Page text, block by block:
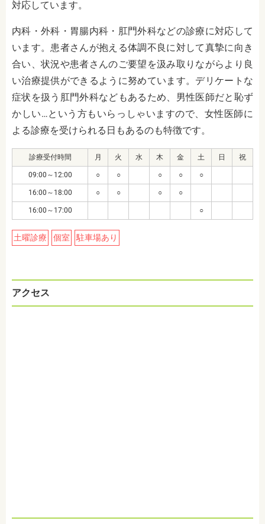
対応しています。
内科・外科・胃腸内科・肛門外科などの診療に対応して
います。患者さんが抱える体調不良に対して真摯に向き
合い、状況や患者さんのご要望を汲み取りながらより良
い治療提供ができるように努めています。デリケートな
症状を扱う肛門外科などもあるため、男性医師だと恥ず
かしい…という方もいらっしゃいますので、女性医師に
よる診療を受けられる日もあるのも特徴です。
診療受付時間 月 火 水 木 金 土 日 祝
09:00～12:00 ○ ○ ○ ○ ○
16:00～18:00 ○ ○ ○ ○
16:00～17:00 ○
土曜診療 個室 駐車場あり
アクセス